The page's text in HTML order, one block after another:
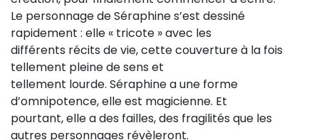
Le personnage de Séraphine s’est dessiné
rapidement : elle « tricote » avec les
différents récits de vie, cette couverture à la fois
tellement pleine de sens et
tellement lourde. Séraphine a une forme
d’omnipotence, elle est magicienne. Et
pourtant, elle a des failles, des fragilités que les
autres personnages révèleront.